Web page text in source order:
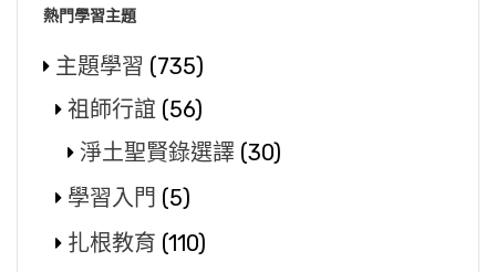
熱門學習主題
主題學習 (735)
祖師行誼 (56)
淨土聖賢錄選譯 (30)
學習入門 (5)
扎根教育 (110)